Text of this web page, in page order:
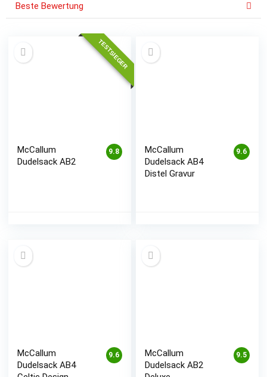
Beste Bewertung
TESTSIEGER
9.8
McCallum
Dudelsack AB2
9.6
McCallum
Dudelsack AB4
Distel Gravur
9.6
McCallum
Dudelsack AB4
9.5
McCallum
Dudelsack AB2